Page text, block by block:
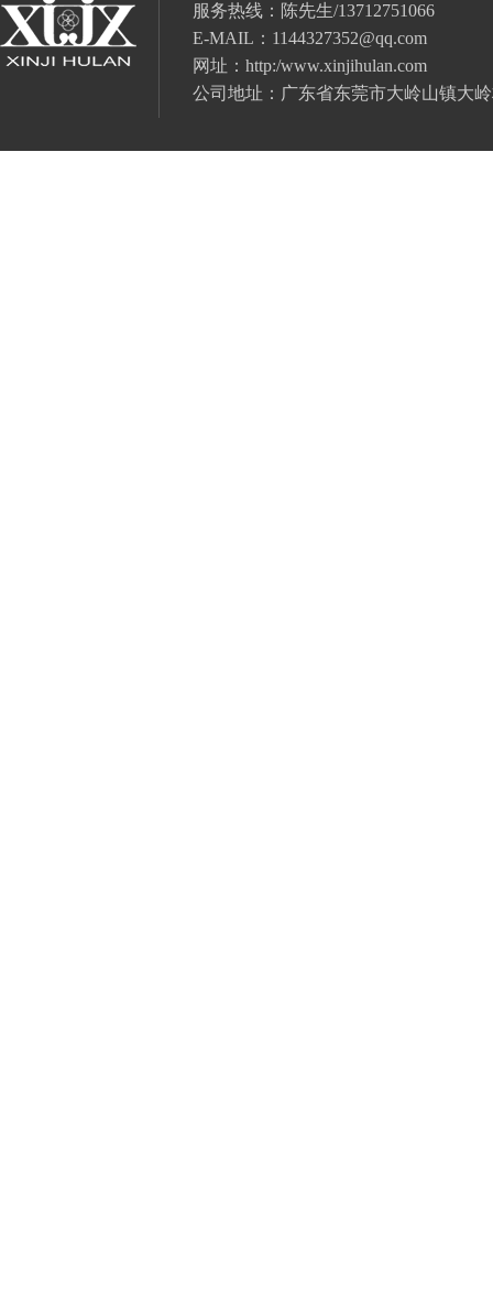
服务热线：陈先生/13712751066
E-MAIL： 1144327352@qq.com
网址： http:/www.xinjihulan.com
公司地址：广东省东莞市大岭山镇大